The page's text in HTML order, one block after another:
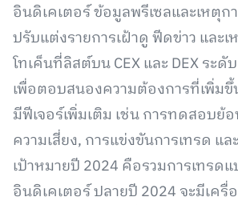
อินดิเคเตอร์ ข้อมูลพรีเซลและเหตุ
ปรับแต่งรายการเฝ้าดู ฟีดข่าว และ
โทเค็นที่ลิสต์บน CEX และ DEX ระ
เพื่อตอบสนองความต้องการที่เพิ่ม
มีฟีเจอร์เพิ่มเติม เช่น การทดสอบย้
ความเสี่ยง, การแข่งขันการเทรด แล
เป้าหมายปี 2024 คือรวมการเทรด
อินดิเคเตอร์ ปลายปี 2024 จะมีเครื่